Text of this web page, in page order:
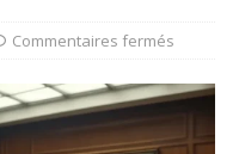
Commentaires fermés